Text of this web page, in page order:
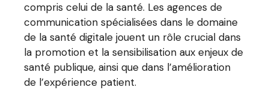
compris celui de la santé. Les agences de
communication spécialisées dans le domaine
de la santé digitale jouent un rôle crucial dans
la promotion et la sensibilisation aux enjeux de
santé publique, ainsi que dans l’amélioration
de l’expérience patient.